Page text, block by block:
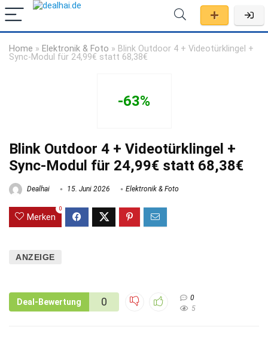
Home » Elektronik & Foto » Blink Outdoor 4 + Videotürklingel +
Sync-Modul für 24,99€ statt 68,38€
-63%
Blink Outdoor 4 + Videotürklingel +
Sync-Modul für 24,99€ statt 68,38€
Dealhai 15. Juni 2026 Elektronik & Foto
Merken
0
ANZEIGE
Deal-Bewertung 0
0
5